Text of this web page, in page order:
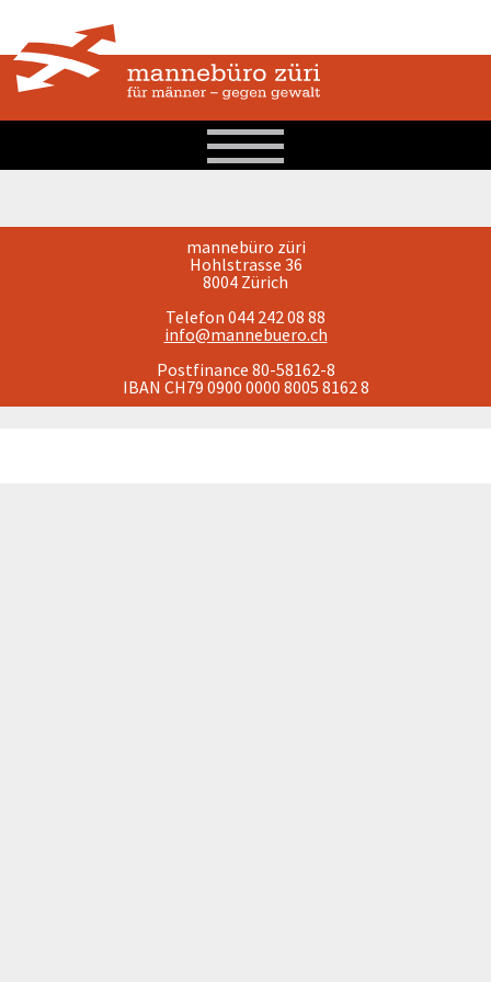
mannebüro züri
Hohlstrasse 36
8004 Zürich
Telefon 044 242 08 88
info@mannebuero.ch
Postfinance 80-58162-8
IBAN CH79 0900 0000 8005 8162 8